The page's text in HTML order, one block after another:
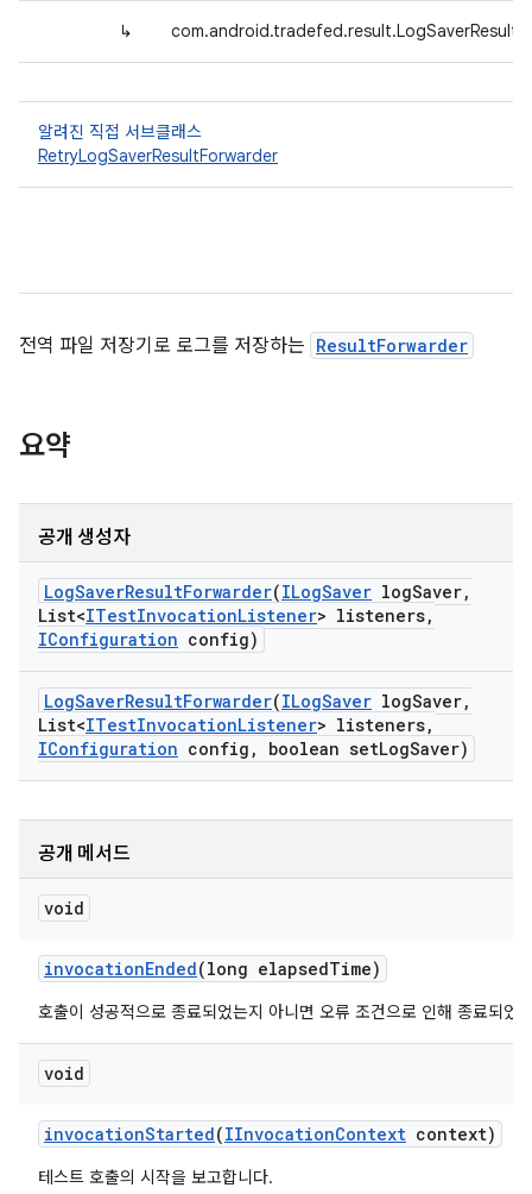
↳
알려진 직접 서브클래스
RetryLogSaverResultForwarder
전역 파일 저장기로 로그를 저장하는 ResultForwarder
요약
공개 생성자
LogSaverResultForwarder(ILogSaver logSaver,
List<ITestInvocationListener> listeners,
IConfiguration config)
LogSaverResultForwarder(ILogSaver logSaver,
List<ITestInvocationListener> listeners,
IConfiguration config , boolean setLogSaver)
공개 메서드
void
invocationEnded(long elapsedTime)
호출이 성공적으로 종료되었는지 아니면 오류 조건으로 인해 종료되었
void
invocationStarted(IInvocationContext context)
테스트 호출의 시작을 보고합니다.